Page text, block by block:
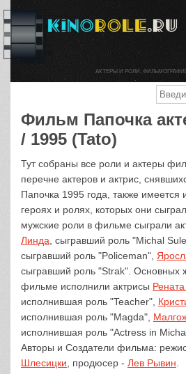
Фильм Папочка
/ 1995 (Tato)
Тут собраны все роли и актеры
перечне актеров и актрис,
Папочка 1995 года, также
героях и ролях, которых они
мужские роли в фильме сыграли
Линда , сыгравший роль "Michal
сыгравший роль "Policeman",
сыгравший роль "Strak". Основных
фильме исполнили актрисы
исполнившая роль "Teacher",
исполнившая роль "Magda",
исполнившая роль "Actress in
Авторы и Создатели фильма:
Шлесицки , продюсер - Лев Рывин
АКТЕРЫ И РОЛИ.